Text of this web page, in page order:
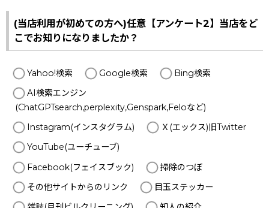
(当店利用が初めての方へ)任意【アンケート2】当店をど
こでお知りになりましたか？
Yahoo!検索 Google検索
Bing検索
AI検索エンジン
(ChatGPTsearch,perplexity,Genspark,Feloなど)
Instagram(インスタグラム)
Ｘ(エックス)旧Twitter
YouTube(ユーチューブ)
Facebook(フェイスブック)
掃除のつぼ
その他サイトからのリンク
目玉ステッカー